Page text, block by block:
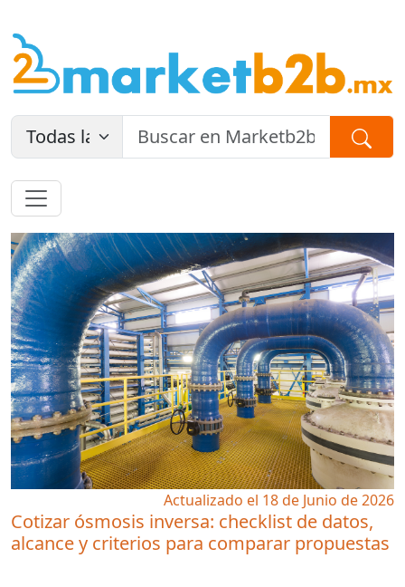
Actualizado el 18 de Junio de 2026
Cotizar ósmosis inversa: checklist de datos,
alcance y criterios para comparar propuestas